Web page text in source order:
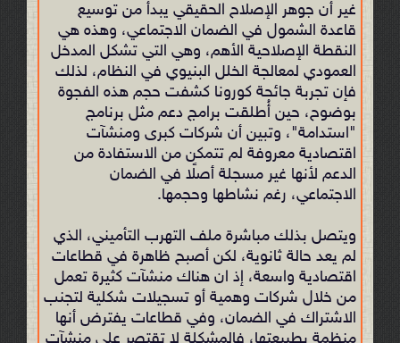
غير أن جوهر الإصلاح الحقيقي يبدأ من توسيع
قاعدة الشمول في الضمان الاجتماعي، وهذه هي
النقطة الإصلاحية الأهم، وهي التي تشكل المدخل
العمودي لمعالجة الخلل البنيوي في النظام، لذلك
فإن تجربة جائحة كورونا كشفت حجم هذه الفجوة
بوضوح، حين أُطلقت برامج دعم مثل برنامج
"استدامة"، وتبين أن شركات كبرى ومنشآت
اقتصادية معروفة لم تتمكن من الاستفادة من
الدعم لأنها غير مسجلة أصلًا في الضمان
الاجتماعي، رغم نشاطها وحجمها.
ويتصل بذلك مباشرة ملف التهرب التأميني، الذي
لم يعد حالة ثانوية، لكن أصبح ظاهرة في قطاعات
اقتصادية واسعة، إذ ان هناك منشآت كثيرة تعمل
من خلال شركات وهمية أو تسجيلات شكلية لتجنب
الاشتراك في الضمان، وفي قطاعات يفترض أنها